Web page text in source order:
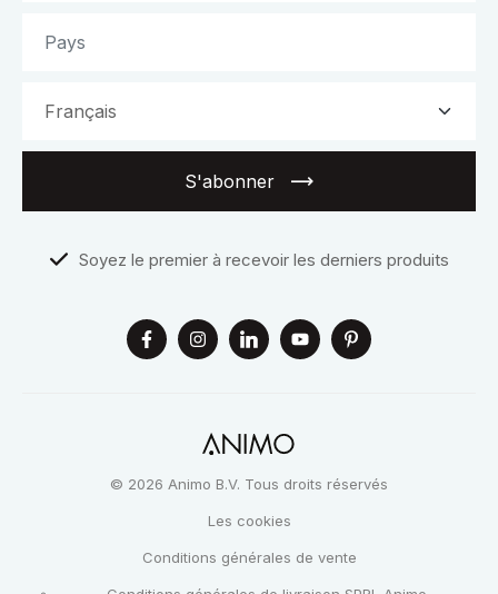
S'abonner
Soyez le premier à recevoir les derniers produits
© 2026 Animo B.V. Tous droits réservés
Les cookies
Conditions générales de vente